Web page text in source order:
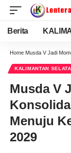
Berita
Home Musda V Jadi
KALIMANTAN
Musda V
Menuju
2029